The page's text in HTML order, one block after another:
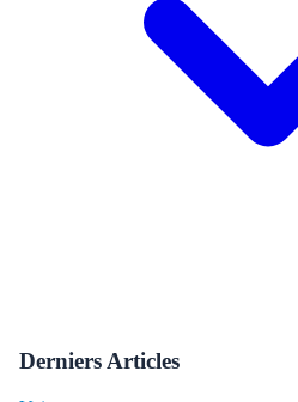
Derniers Articles